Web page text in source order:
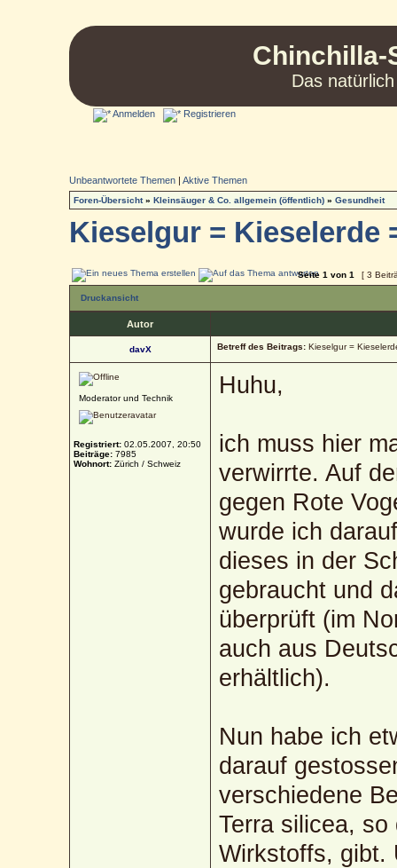
Chinchilla-
Das
Anmelden Registrieren
Unbeantwortete Themen |Aktive Themen
Foren-Übersicht»Kleinsäuger & Co. allgemein (öffentlich) »Gesundheit
Kieselgur = Kieselerde
Seite1 von1 [ 3
Druckansicht
Autor
davX Betreff des Beitrags: Kieselgur =
Moderator und Technik
Registriert: 02.05.2007, 20:50
Beiträge: 7985
Wohnort: Zürich / Schweiz
Huhu,
ich muss hier
verwirrte. Auf
gegen Rote
wurde ich
dieses in der
gebraucht und
überprüft (im
auch aus
erhältlich).
Nun habe ich
darauf
verschiedene
Terra silicea,
Wirkstoffs, gibt.